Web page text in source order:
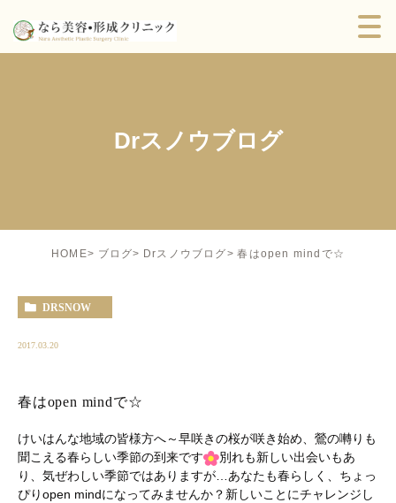
Drスノウブログ
HOME ブログ Drスノウブログ 春はopen mindで☆
DRSNOW
2017.03.20
春はopen mindで☆
けいはんな地域の皆様方へ～早咲きの桜が咲き始め、鶯の囀りも
聞こえる春らしい季節の到来です
別れも新しい出会いもあ
り、気ぜわしい季節ではありますが…あなたも春らしく、ちょっ
ぴりopen mindになってみませんか？新しいことにチャレンジし